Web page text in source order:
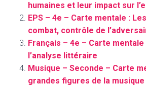
humaines et leur impact sur
EPS – 4e – Carte mentale :
combat, contrôle de
Français – 4e – Carte
l’analyse littéraire
Musique – Seconde – Carte
grandes figures de la